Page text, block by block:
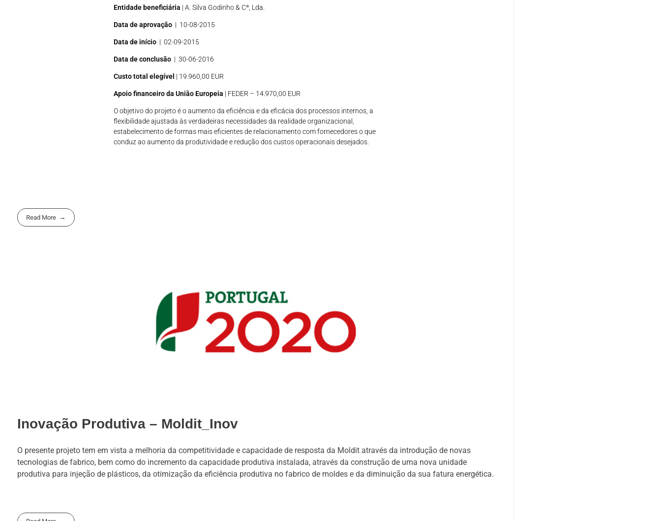
Entidade beneficiária | A. Silva Godinho & Cª, Lda.
Data de aprovação | 10-08-2015
Data de início | 02-09-2015
Data de conclusão | 30-06-2016
Custo total elegível | 19.960,00 EUR
Apoio financeiro da União Europeia | FEDER – 14.970,00 EUR
O objetivo do projeto é o aumento da eficiência e da eficácia dos processos internos, a
flexibilidade ajustada às verdadeiras necessidades da realidade organizacional,
estabelecimento de formas mais eficientes de relacionamento com fornecedores o que
conduz ao aumento da produtividade e redução dos custos operacionais desejados.
Read More
Inovação Produtiva – Moldit_Inov
O presente projeto tem em vista a melhoria da competitividade e capacidade de resposta da Moldit através da introdução de novas
tecnologias de fabrico, bem como do incremento da capacidade produtiva instalada, através da construção de uma nova unidade
produtiva para injeção de plásticos, da otimização da eficiência produtiva no fabrico de moldes e da diminuição da sua fatura energética.